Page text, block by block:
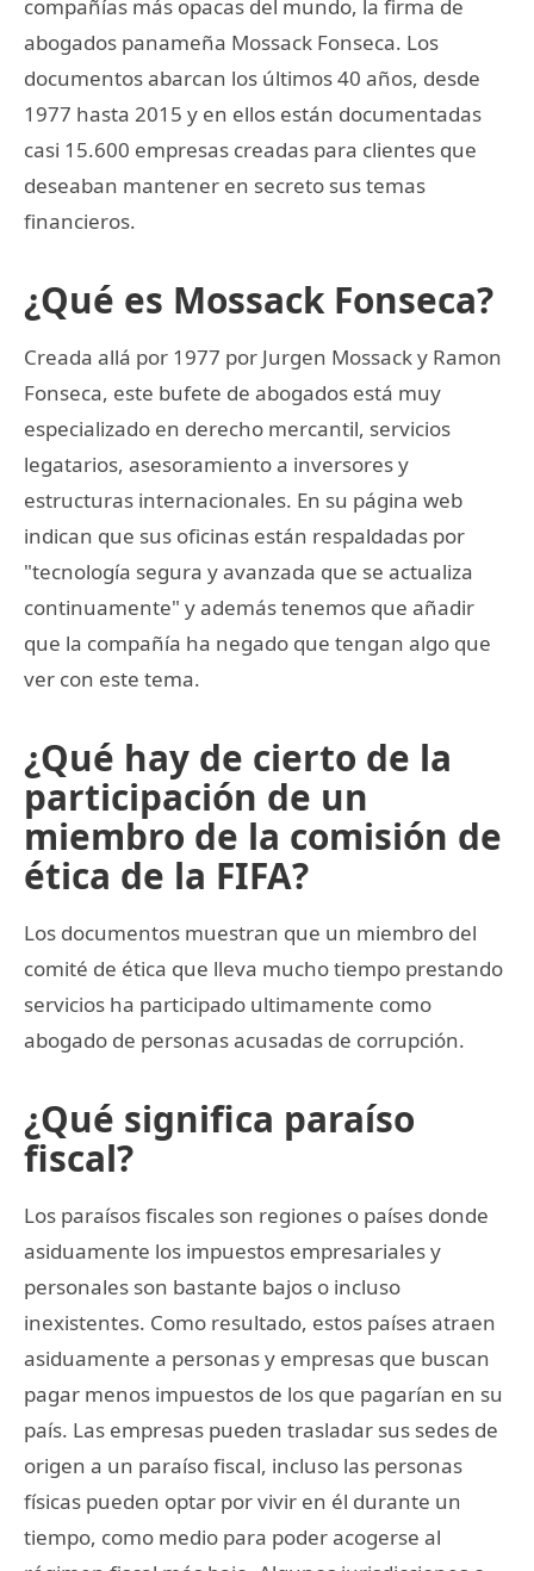
compañías más opacas del mundo, la firma de
abogados panameña Mossack Fonseca. Los
documentos abarcan los últimos 40 años, desde
1977 hasta 2015 y en ellos están documentadas
casi 15.600 empresas creadas para clientes que
deseaban mantener en secreto sus temas
financieros.
¿Qué es Mossack Fonseca?
Creada allá por 1977 por Jurgen Mossack y Ramon
Fonseca, este bufete de abogados está muy
especializado en derecho mercantil, servicios
legatarios, asesoramiento a inversores y
estructuras internacionales. En su página web
indican que sus oficinas están respaldadas por
"tecnología segura y avanzada que se actualiza
continuamente" y además tenemos que añadir
que la compañía ha negado que tengan algo que
ver con este tema.
¿Qué hay de cierto de la
participación de un
miembro de la comisión de
ética de la FIFA?
Los documentos muestran que un miembro del
comité de ética que lleva mucho tiempo prestando
servicios ha participado ultimamente como
abogado de personas acusadas de corrupción.
¿Qué significa paraíso
fiscal?
Los paraísos fiscales son regiones o países donde
asiduamente los impuestos empresariales y
personales son bastante bajos o incluso
inexistentes. Como resultado, estos países atraen
asiduamente a personas y empresas que buscan
pagar menos impuestos de los que pagarían en su
país. Las empresas pueden trasladar sus sedes de
origen a un paraíso fiscal, incluso las personas
físicas pueden optar por vivir en él durante un
tiempo, como medio para poder acogerse al